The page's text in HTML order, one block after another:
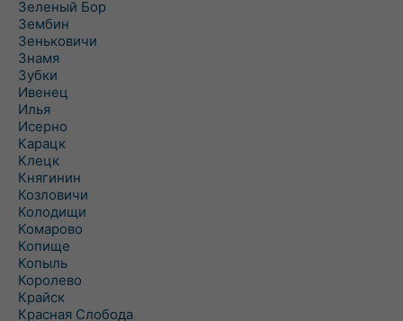
Зеленый Бор
Зембин
Зеньковичи
Знамя
Зубки
Ивенец
Илья
Исерно
Карацк
Клецк
Княгинин
Козловичи
Колодищи
Комарово
Копище
Копыль
Королево
Крайск
Красная Слобода